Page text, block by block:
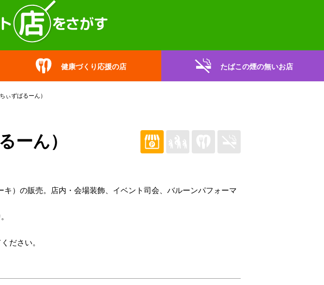
健康づくり応援の店 たばこの煙の無いお店
ぃずばるーん）
ーん）
）の販売。店内・会場装飾、イベント司会、バルーンパフォーマ
ださい。